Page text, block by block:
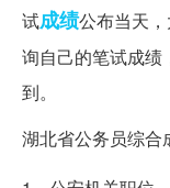
试成绩公布当天
询自己的笔试成绩
到。
湖北省公务员综合